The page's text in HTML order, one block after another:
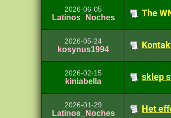
2026-06-05
Latinos_Noches The
2026-05-24
kosynus1994
2026-02-15
kiniabella sklep
2026-01-29
Latinos_Noches Het